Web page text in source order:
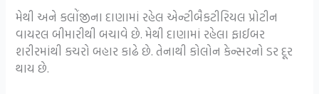
મેથી અને કલોંજીના દાણામાં રહેલ એન્ટીબૈકટીરિયલ પ્રોટીન
વાયરલ બીમારીથી બચાવે છે. મેથી દાણામાં રહેલા ફાઈબર
શરીરમાંથી કચરો બહાર કાઢે છે. તેનાથી કોલોન કેન્સરનો ડર દૂર
થાય છે.